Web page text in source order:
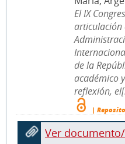
El IX
articulación
de la
académico
reflexión,
|
Ver